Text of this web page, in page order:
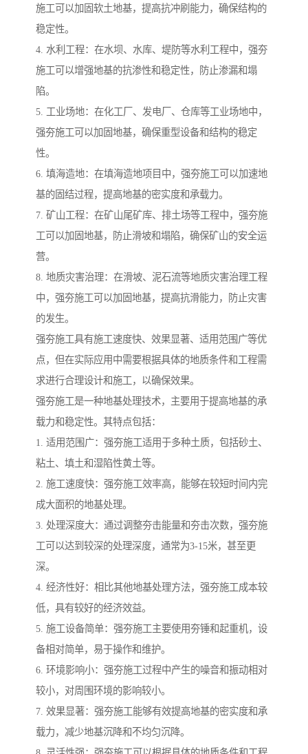
施工可以加固软土地基，提高抗冲刷能力，确保结构的
稳定性。
4. 水利工程：在水坝、水库、堤防等水利工程中，强夯
施工可以增强地基的抗渗性和稳定性，防止渗漏和塌
陷。
5. 工业场地：在化工厂、发电厂、仓库等工业场地中，
强夯施工可以加固地基，确保重型设备和结构的稳定
性。
6. 填海造地：在填海造地项目中，强夯施工可以加速地
基的固结过程，提高地基的密实度和承载力。
7. 矿山工程：在矿山尾矿库、排土场等工程中，强夯施
工可以加固地基，防止滑坡和塌陷，确保矿山的安全运
营。
8. 地质灾害治理：在滑坡、泥石流等地质灾害治理工程
中，强夯施工可以加固地基，提高抗滑能力，防止灾害
的发生。
强夯施工具有施工速度快、效果显著、适用范围广等优
点，但在实际应用中需要根据具体的地质条件和工程需
求进行合理设计和施工，以确保效果。
强夯施工是一种地基处理技术，主要用于提高地基的承
载力和稳定性。其特点包括：
1. 适用范围广：强夯施工适用于多种土质，包括砂土、
粘土、填土和湿陷性黄土等。
2. 施工速度快：强夯施工效率高，能够在较短时间内完
成大面积的地基处理。
3. 处理深度大：通过调整夯击能量和夯击次数，强夯施
工可以达到较深的处理深度，通常为3-15米，甚至更
深。
4. 经济性好：相比其他地基处理方法，强夯施工成本较
低，具有较好的经济效益。
5. 施工设备简单：强夯施工主要使用夯锤和起重机，设
备相对简单，易于操作和维护。
6. 环境影响小：强夯施工过程中产生的噪音和振动相对
较小，对周围环境的影响较小。
7. 效果显著：强夯施工能够有效提高地基的密实度和承
载力，减少地基沉降和不均匀沉降。